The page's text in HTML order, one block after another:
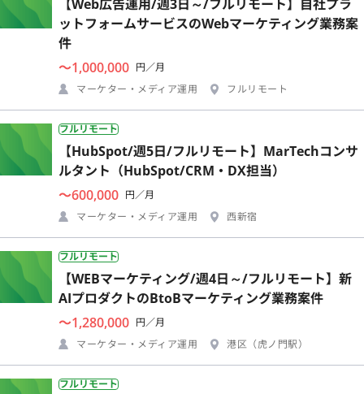
【Web広告運用/週3日～/フルリモート】自社プラ
ットフォームサービスのWebマーケティング業務案
件
〜1,000,000 円／月
マーケター・メディア運用
フルリモート
フルリモート
【HubSpot/週5日/フルリモート】MarTechコンサ
ルタント（HubSpot/CRM・DX担当）
〜600,000 円／月
マーケター・メディア運用
西新宿
フルリモート
【WEBマーケティング/週4日～/フルリモート】新
AIプロダクトのBtoBマーケティング業務案件
〜1,280,000 円／月
マーケター・メディア運用
港区（虎ノ門駅）
フルリモート